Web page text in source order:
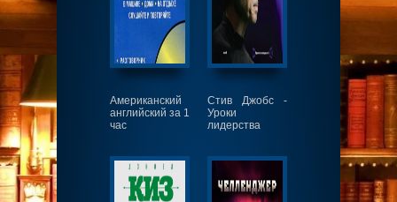
Американский
английский за 1
час
Стив Джобс -
Уроки
лидерства